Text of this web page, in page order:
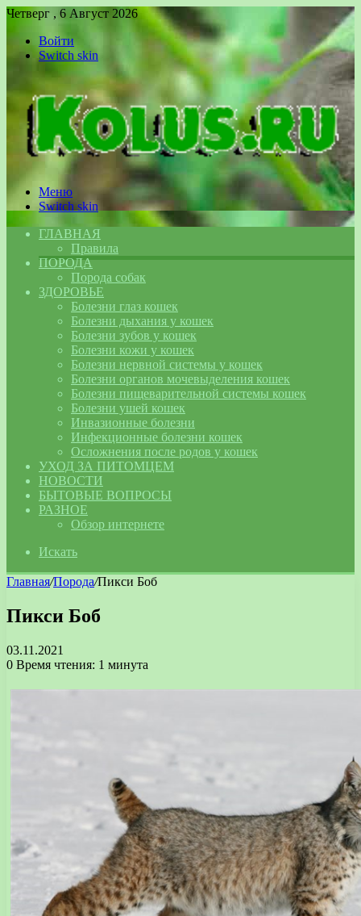
Четверг , 6 Август 2026
Войти
Switch skin
Меню
Switch skin
ГЛАВНАЯ
Правила
ПОРОДА
Порода собак
ЗДОРОВЬЕ
Болезни глаз кошек
Болезни дыхания у кошек
Болезни зубов у кошек
Болезни кожи у кошек
Болезни нервной системы у кошек
Болезни органов мочевыделения кошек
Болезни пищеварительной системы кошек
Болезни ушей кошек
Инвазионные болезни
Инфекционные болезни кошек
Осложнения после родов у кошек
УХОД ЗА ПИТОМЦЕМ
НОВОСТИ
БЫТОВЫЕ ВОПРОСЫ
РАЗНОЕ
Обзор интернете
Искать
Главная/Порода/Пикси Боб
Пикси Боб
03.11.2021
0 Время чтения: 1 минута